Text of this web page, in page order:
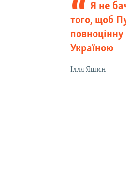
Я не
того, щоб
повноцінну
Україною
Ілля Яшин